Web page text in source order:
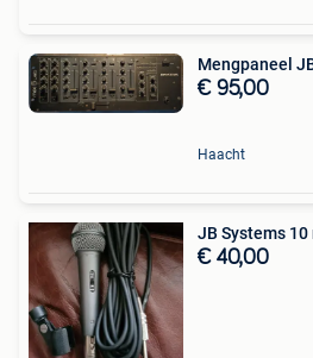
Mengpaneel
€ 95,00
Haacht
JB Systems
€ 40,00